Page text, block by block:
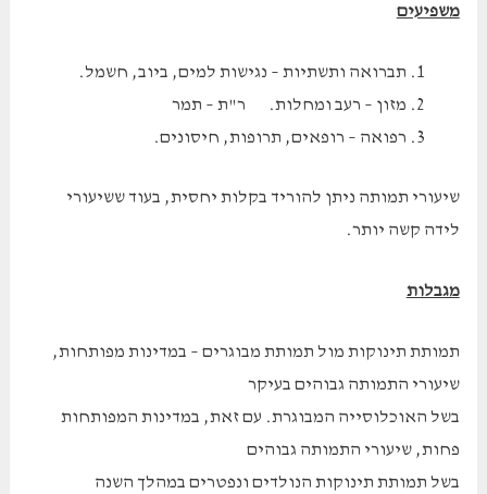
משפיעים
תברואה ותשתיות – נגישות למים, ביוב, חשמל.
מזון – רעב ומחלות. ר"ת – תמר
רפואה – רופאים, תרופות, חיסונים.
שיעורי תמותה ניתן להוריד בקלות יחסית, בעוד ששיעורי
לידה קשה יותר.
מגבלות
תמותת תינוקות מול תמותת מבוגרים – במדינות מפותחות,
שיעורי התמותה גבוהים בעיקר
בשל האוכלוסייה המבוגרת. עם זאת, במדינות המפותחות
פחות, שיעורי התמותה גבוהים
בשל תמותת תינוקות הנולדים ונפטרים במהלך השנה